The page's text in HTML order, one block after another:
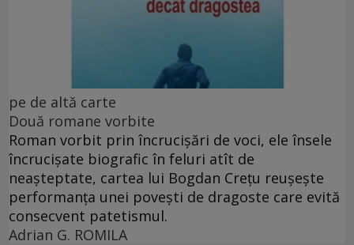
pe de altă carte
Două romane vorbite
Roman vorbit prin încrucișări de voci, ele însele
încrucișate biografic în feluri atît de
neașteptate, cartea lui Bogdan Crețu reușește
performanța unei povești de dragoste care evită
consecvent patetismul.
Adrian G. ROMILA